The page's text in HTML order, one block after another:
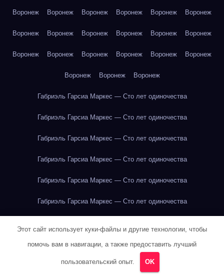
Воронеж Воронеж Воронеж Воронеж Воронеж Воронеж
Воронеж Воронеж Воронеж Воронеж Воронеж Воронеж
Воронеж Воронеж Воронеж Воронеж Воронеж Воронеж
Воронеж Воронеж Воронеж
Габриэль Гарсиа Маркес — Сто лет одиночества
Габриэль Гарсиа Маркес — Сто лет одиночества
Габриэль Гарсиа Маркес — Сто лет одиночества
Габриэль Гарсиа Маркес — Сто лет одиночества
Габриэль Гарсиа Маркес — Сто лет одиночества
Габриэль Гарсиа Маркес — Сто лет одиночества
Габриэль Гарсиа Маркес — Сто лет одиночества
Габриэль Гарсиа Маркес — Сто лет одиночества
Этот сайт использует куки-файлы и другие технологии, чтобы
помочь вам в навигации, а также предоставить лучший
пользовательский опыт. OK